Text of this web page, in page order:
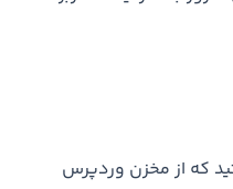
که از مخزن وردپرس